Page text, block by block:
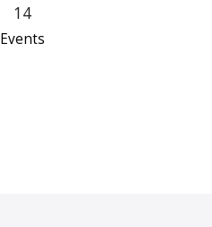
14
Events